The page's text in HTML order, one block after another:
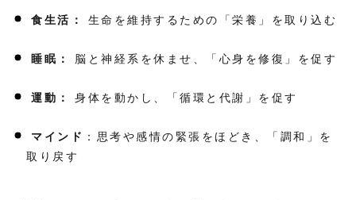
食生活： 生命を維持するための「栄養」を取り込む
睡眠： 脳と神経系を休ませ、「心身を修復」を促す
運動： 身体を動かし、「循環と代謝」を促す
マインド ：思考や感情の緊張をほどき、「調和」を
取り戻す